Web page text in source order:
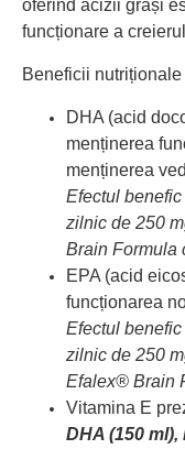
oferind acizii grași
funcționare a
Beneficii nutriționale
DHA (acid
menținerea
menținerea
Efectul
zilnic de 250
Brain Formula
EPA (acid
funcționarea
Efectul
zilnic de 250
Efalex® Brain
Vitamina E
DHA (150 ml),